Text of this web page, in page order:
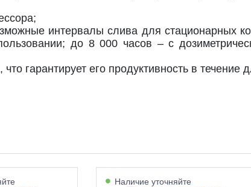
интервалы слива для стационарных
до 8 000 часов – с
гарантирует его продуктивность в течение
Наличие уточняйте